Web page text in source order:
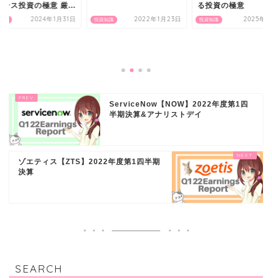
ース投資の極意 厳...
2024年1月31日 投資知識 2022年1月23日 投資知識
る投資の極意
2025年4
ServiceNow【NOW】2022年度第1四
半期決算&アナリストデイ
ゾエティス【ZTS】2022年度第1四半期
決算
SEARCH